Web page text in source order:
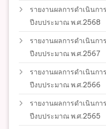
รายงานผลการดำเนินก
ปีงบประมาณ พ.ศ.2568
รายงานผลการดำเนินก
ปีงบประมาณ พ.ศ.2567
รายงานผลการดำเนินก
ปีงบประมาณ พ.ศ.2566
รายงานผลการดำเนินก
ปีงบประมาณ พ.ศ.2565